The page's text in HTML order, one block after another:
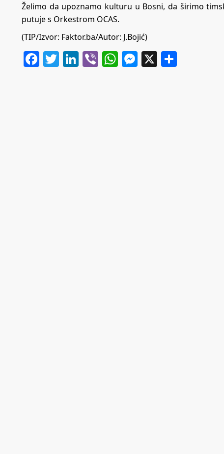
Želimo da upoznamo kulturu u Bosni, da širimo
putuje s Orkestrom OCAS.
(TIP/Izvor: Faktor.ba/Autor: J.Bojić)
Facebook
Twitter
LinkedIn
ViberWhatsApp
Messenger
X